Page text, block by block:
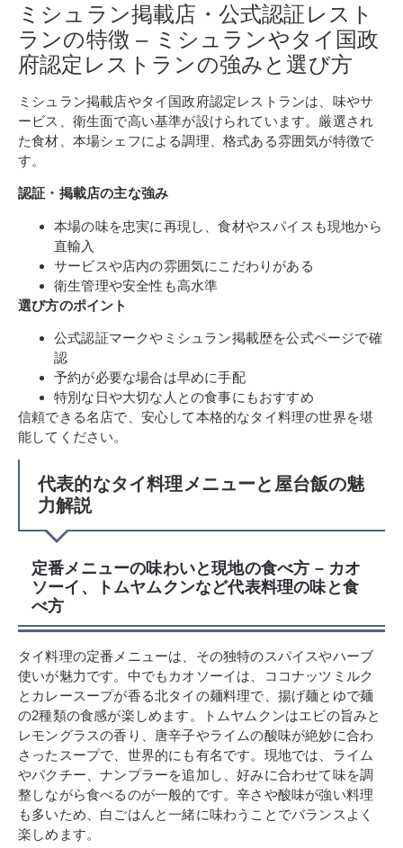
ミシュラン掲載店・公式認証レスト
ランの特徴 – ミシュランやタイ国政
府認定レストランの強みと選び方
ミシュラン掲載店やタイ国政府認定レストランは、味やサ
ービス、衛生面で高い基準が設けられています。厳選され
た食材、本場シェフによる調理、格式ある雰囲気が特徴で
す。
認証・掲載店の主な強み
本場の味を忠実に再現し、食材やスパイスも現地から
直輸入
サービスや店内の雰囲気にこだわりがある
衛生管理や安全性も高水準
選び方のポイント
公式認証マークやミシュラン掲載歴を公式ページで確
認
予約が必要な場合は早めに手配
特別な日や大切な人との食事にもおすすめ
信頼できる名店で、安心して本格的なタイ料理の世界を堪
能してください。
代表的なタイ料理メニューと屋台飯の魅
力解説
定番メニューの味わいと現地の食べ方 – カオ
ソーイ、トムヤムクンなど代表料理の味と食
べ方
タイ料理の定番メニューは、その独特のスパイスやハーブ
使いが魅力です。中でもカオソーイは、ココナッツミルク
とカレースープが香る北タイの麺料理で、揚げ麺とゆで麺
の2種類の食感が楽しめます。トムヤムクンはエビの旨みと
レモングラスの香り、唐辛子やライムの酸味が絶妙に合わ
さったスープで、世界的にも有名です。現地では、ライム
やパクチー、ナンプラーを追加し、好みに合わせて味を調
整しながら食べるのが一般的です。辛さや酸味が強い料理
も多いため、白ごはんと一緒に味わうことでバランスよく
楽しめます。